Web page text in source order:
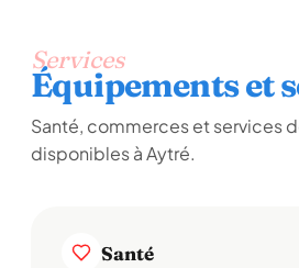
Services
Équipements et
Santé, commerces et services
disponibles à Aytré.
Santé